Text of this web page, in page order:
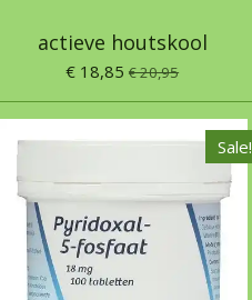
actieve houtskool
€ 18,85 € 20,95
Sale!